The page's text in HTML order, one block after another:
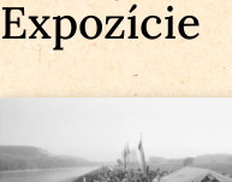
Expozície